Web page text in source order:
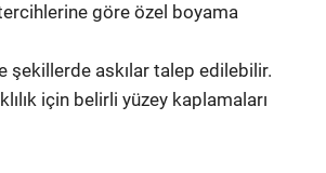
göre özel boyama
şekillerde askılar talep edilebilir.
için belirli yüzey kaplamaları